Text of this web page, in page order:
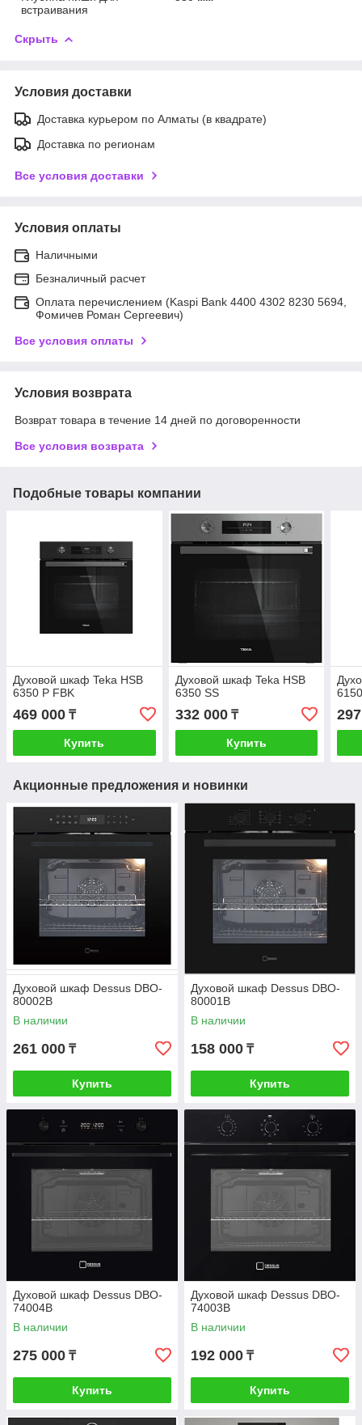
встраивания
Скрыть
Условия доставки
Доставка курьером по Алматы (в квадрате)
Доставка по регионам
Все условия доставки
Условия оплаты
Наличными
Безналичный расчет
Оплата перечислением (Kaspi Bank 4400 4302 8230 5694,
Фомичев Роман Сергеевич)
Все условия оплаты
Условия возврата
Возврат товара в течение 14 дней по договоренности
Все условия возврата
Подобные товары компании
Духовой шкаф Teka HSB
6350 P FBK
469 000 ₸
Купить
Духовой шкаф Teka HSB
6350 SS
332 000₸
Купить
Акционные предложения и новинки
Духовой шкаф Dessus DBO-
80002B
В наличии
261 000 ₸
Купить
Духовой шкаф Dessus DBO-
80001B
В наличии
158 000 ₸
Купить
Духовой шкаф Dessus DBO-
74004B
В наличии
275 000 ₸
Купить
Духовой шкаф Dessus DBO-
74003B
В наличии
192 000 ₸
Купить